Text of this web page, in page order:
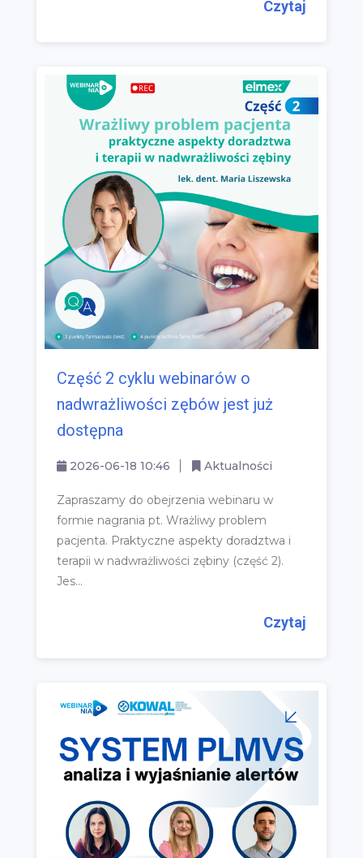
Czytaj
Część 2 cyklu webinarów o
nadwrażliwości zębów jest już
dostępna
2026-06-18 10:46 Aktualności
Zapraszamy do obejrzenia webinaru w
formie nagrania pt. Wrażliwy problem
pacjenta. Praktyczne aspekty doradztwa i
terapii w nadwrażliwości zębiny (część 2).
Jes...
Czytaj